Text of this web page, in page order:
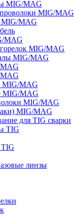
MIG/MAG
MIG/MAG
MIG/MAG
MAG
MIG/MAG
MIG/MAG
MIG/MAG
MIG/MAG
MIG/MAG
MIG/MAG
для TIG сварки
TIG
TIG
линзы